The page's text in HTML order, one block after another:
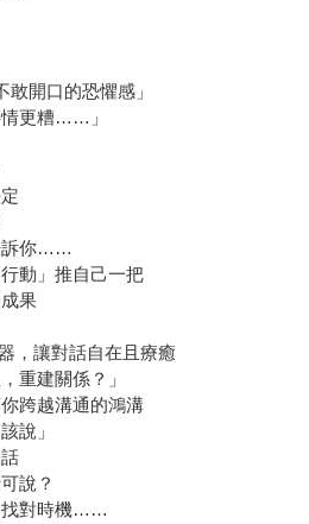
開口的恐懼感」
情更糟……」
訴你……
動」推自己一把
果
，讓對話自在且療癒
重建關係？」
跨越溝通的鴻溝
說」
說？
找對時機……